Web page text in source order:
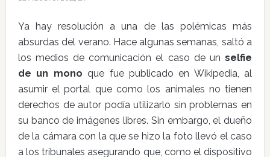
Ya hay resolución a una de las polémicas más
absurdas del verano. Hace algunas semanas, saltó a
los medios de comunicación el caso de unselfie
de un mono que fue publicado en Wikipedia, al
asumir el portal que como los animales no tienen
derechos de autor podía utilizarlo sin problemas en
su banco de imágenes libres. Sin embargo, el dueño
de la cámara con la que se hizo la foto llevó el caso
a los tribunales asegurando que, como el dispositivo